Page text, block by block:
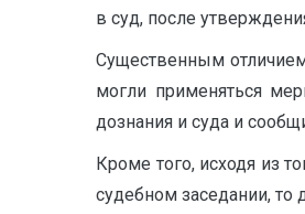
в суд, после
Существенным
могли применяться
дознания и суда и
Кроме того, исходя из
судебном заседании, то